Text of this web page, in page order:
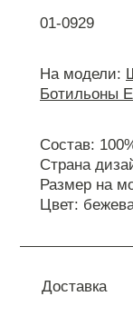
01-0929
На модели:
Ботильоны
Состав:
Страна
Размер на
Цвет:
Доставка